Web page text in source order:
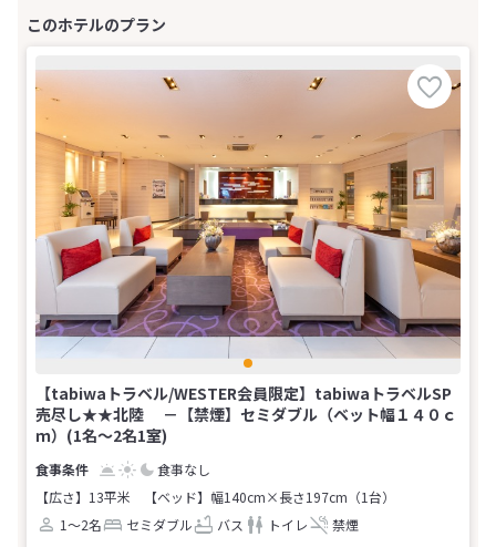
【tabiwaトラベル/WESTER会員限定】tabiwaトラベルSP
売尽し★★北陸 －【禁煙】セミダブル（ベット幅１４０ｃ
ｍ）(1名～2名1室)
食事なし
【広さ】13平米
【ベッド】幅140cm×長さ197cm（1台）
1～2名
セミダブル バス トイレ 禁煙